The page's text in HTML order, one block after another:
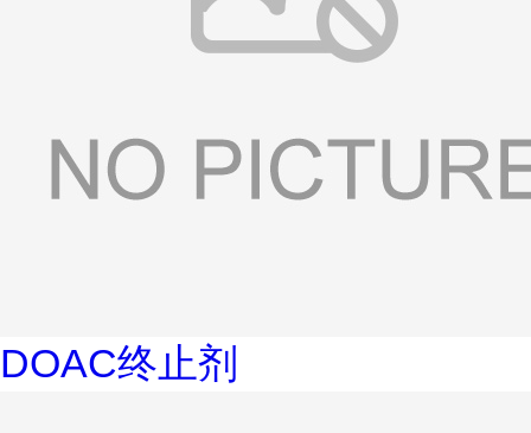
DOAC终止剂